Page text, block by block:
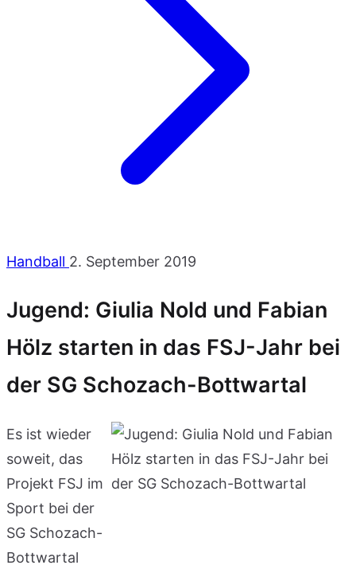
Handball 2. September 2019
Jugend: Giulia Nold und Fabian
Hölz starten in das FSJ-Jahr bei
der SG Schozach-Bottwartal
Es ist wieder
soweit, das
Projekt FSJ im
Sport bei der
SG Schozach-
Bottwartal